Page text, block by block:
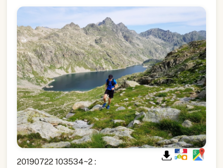
20190722 103534~2 :